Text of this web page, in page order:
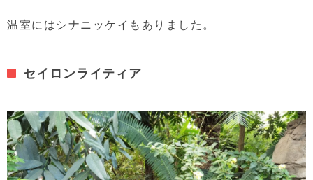
温室にはシナニッケイもありました。
セイロンライティア